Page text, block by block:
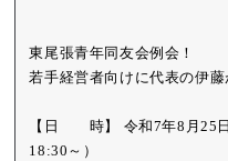
東尾張青年同友会例会！
若手経営者向けに代表の伊藤
【日 時】 令和7年8月25
18:30～）